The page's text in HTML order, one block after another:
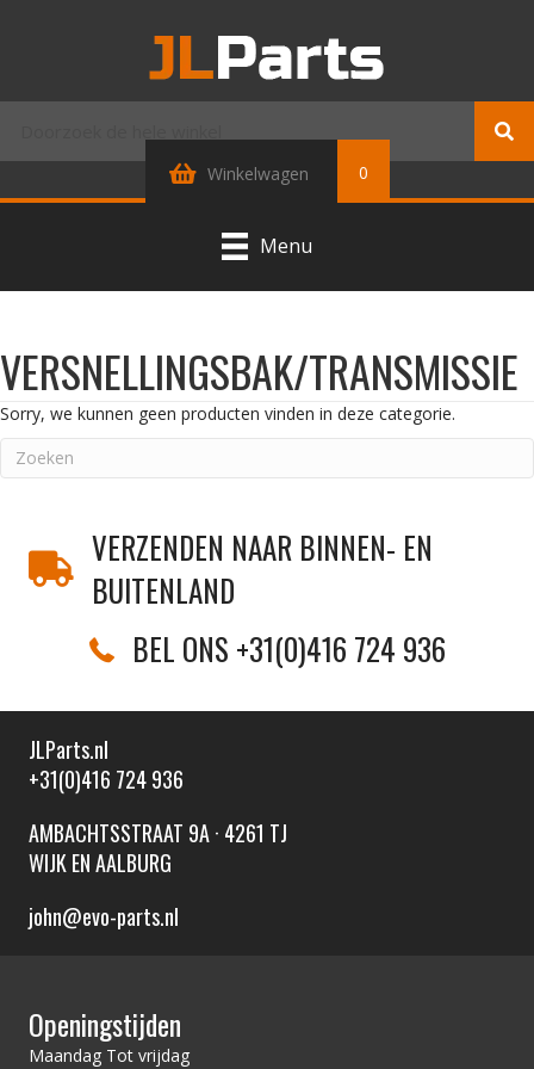
Winkelwagen 0
Menu
VERSNELLINGSBAK/TRANSMISSIE
Sorry, we kunnen geen producten vinden in deze categorie.
VERZENDEN NAAR BINNEN- EN
BUITENLAND
BEL ONS +31(0)416 724 936
JLParts.nl
+31(0)416 724 936
AMBACHTSSTRAAT 9A · 4261 TJ
WIJK EN AALBURG
john@evo-parts.nl
Openingstijden
Maandag Tot vrijdag